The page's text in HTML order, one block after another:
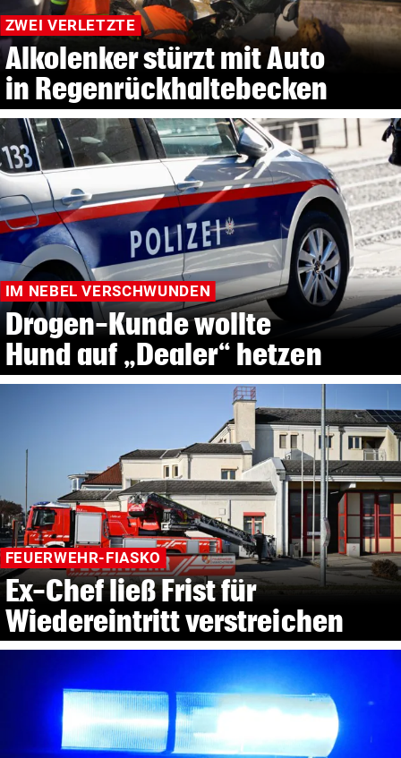
ZWEI VERLETZTE
Alkolenker stürzt mit Auto
in Regenrückhaltebecken
IM NEBEL VERSCHWUNDEN
Drogen-Kunde wollte
Hund auf „Dealer“ hetzen
FEUERWEHR-FIASKO
Ex-Chef ließ Frist für
Wiedereintritt verstreichen